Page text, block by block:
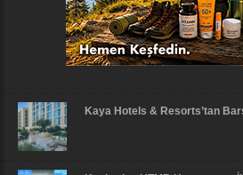
Kaya Hotels & Resorts’tan